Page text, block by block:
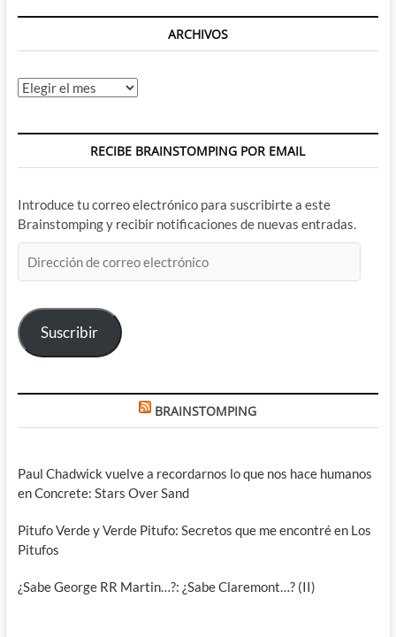
ARCHIVOS
Archivos
RECIBE BRAINSTOMPING POR EMAIL
Introduce tu correo electrónico para suscribirte a este
Brainstomping y recibir notificaciones de nuevas entradas.
de
electrónico
Suscribir
BRAINSTOMPING
Paul Chadwick vuelve a recordarnos lo que nos hace humanos
en Concrete: Stars Over Sand
Pitufo Verde y Verde Pitufo: Secretos que me encontré en Los
Pitufos
¿Sabe George RR Martin…?: ¿Sabe Claremont…? (II)